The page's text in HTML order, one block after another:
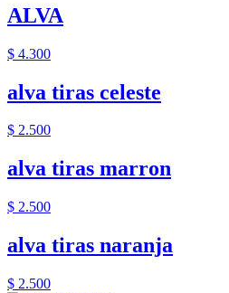
ALVA
$ 4.300
alva tiras celeste
$ 2.500
alva tiras marron
$ 2.500
alva tiras naranja
$ 2.500